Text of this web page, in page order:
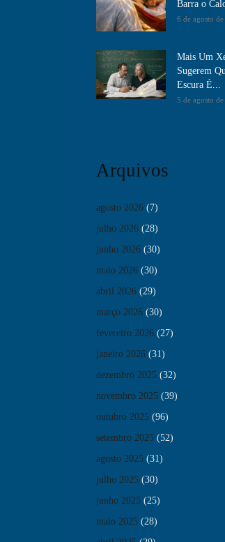
Barra o
6 de agosto
Mais Um
Sugerem
Escura É...
5 de agosto
Arquivos
agosto 2026 (7)
julho 2026 (28)
junho 2026 (30)
maio 2026 (30)
abril 2026 (29)
março 2026 (30)
fevereiro 2026 (27)
janeiro 2026 (31)
dezembro 2025 (32)
novembro 2025 (39)
outubro 2025 (96)
setembro 2025 (52)
agosto 2025 (31)
julho 2025 (30)
junho 2025 (25)
maio 2025 (28)